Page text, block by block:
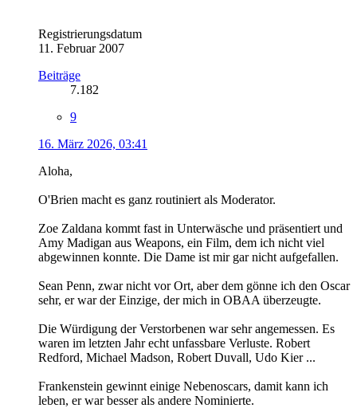
Registrierungsdatum
11. Februar 2007
Beiträge
7.182
9
16. März 2026, 03:41
Aloha,
O'Brien macht es ganz routiniert als Moderator.
Zoe Zaldana kommt fast in Unterwäsche und präsentiert und
Amy Madigan aus Weapons, ein Film, dem ich nicht viel
abgewinnen konnte. Die Dame ist mir gar nicht aufgefallen.
Sean Penn, zwar nicht vor Ort, aber dem gönne ich den Oscar
sehr, er war der Einzige, der mich in OBAA überzeugte.
Die Würdigung der Verstorbenen war sehr angemessen. Es
waren im letzten Jahr echt unfassbare Verluste. Robert
Redford, Michael Madson, Robert Duvall, Udo Kier ...
Frankenstein gewinnt einige Nebenoscars, damit kann ich
leben, er war besser als andere Nominierte.